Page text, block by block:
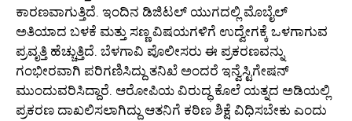
ಕಾರಣವಾಗುತ್ತಿದೆ. ಇಂದಿನ ಡಿಜಿಟಲ್ ಯುಗದಲ್ಲಿ ಮೊಬೈಲ್
ಅತಿಯಾದ ಬಳಕೆ ಮತ್ತು ಸಣ್ಣ ವಿಷಯಗಳಿಗೆ ಉದ್ವೇಗಕ್ಕೆ ಒಳಗಾಗುವ
ಪ್ರವೃತ್ತಿ ಹೆಚ್ಚುತ್ತಿದೆ. ಬೆಳಗಾವಿ ಪೊಲೀಸರು ಈ ಪ್ರಕರಣವನ್ನು
ಗಂಭೀರವಾಗಿ ಪರಿಗಣಿಸಿದ್ದು ತನಿಖೆ ಅಂದರೆ ಇನ್ವೆಸ್ಟಿಗೇಷನ್
ಮುಂದುವರಿಸಿದ್ದಾರೆ. ಆರೋಪಿಯ ವಿರುದ್ಧ ಕೊಲೆ ಯತ್ನದ ಅಡಿಯಲ್ಲಿ
ಪ್ರಕರಣ ದಾಖಲಿಸಲಾಗಿದ್ದು ಆತನಿಗೆ ಕಠಿಣ ಶಿಕ್ಷೆ ವಿಧಿಸಬೇಕು ಎಂದು